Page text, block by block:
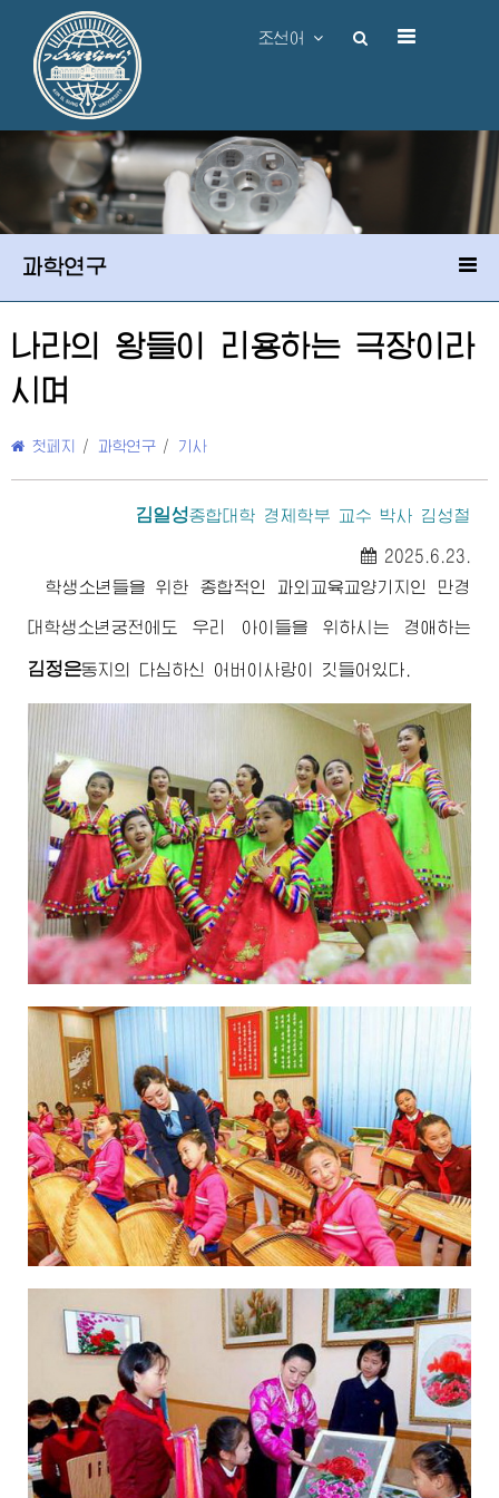
조선어
과학연구
나라의 왕들이 리용하는 극장이라
시며
첫페지 / 과학연구 / 기사
김일성종합대학 경제학부 교수 박사 김성철
2025.6.23.
학생소년들을 위한 종합적인 과외교육교양기지인 만경
대학생소년궁전에도 우리 아이들을 위하시는 경애하는
김정은동지 의 다심하신 어버이 사랑이 깃들어있다.